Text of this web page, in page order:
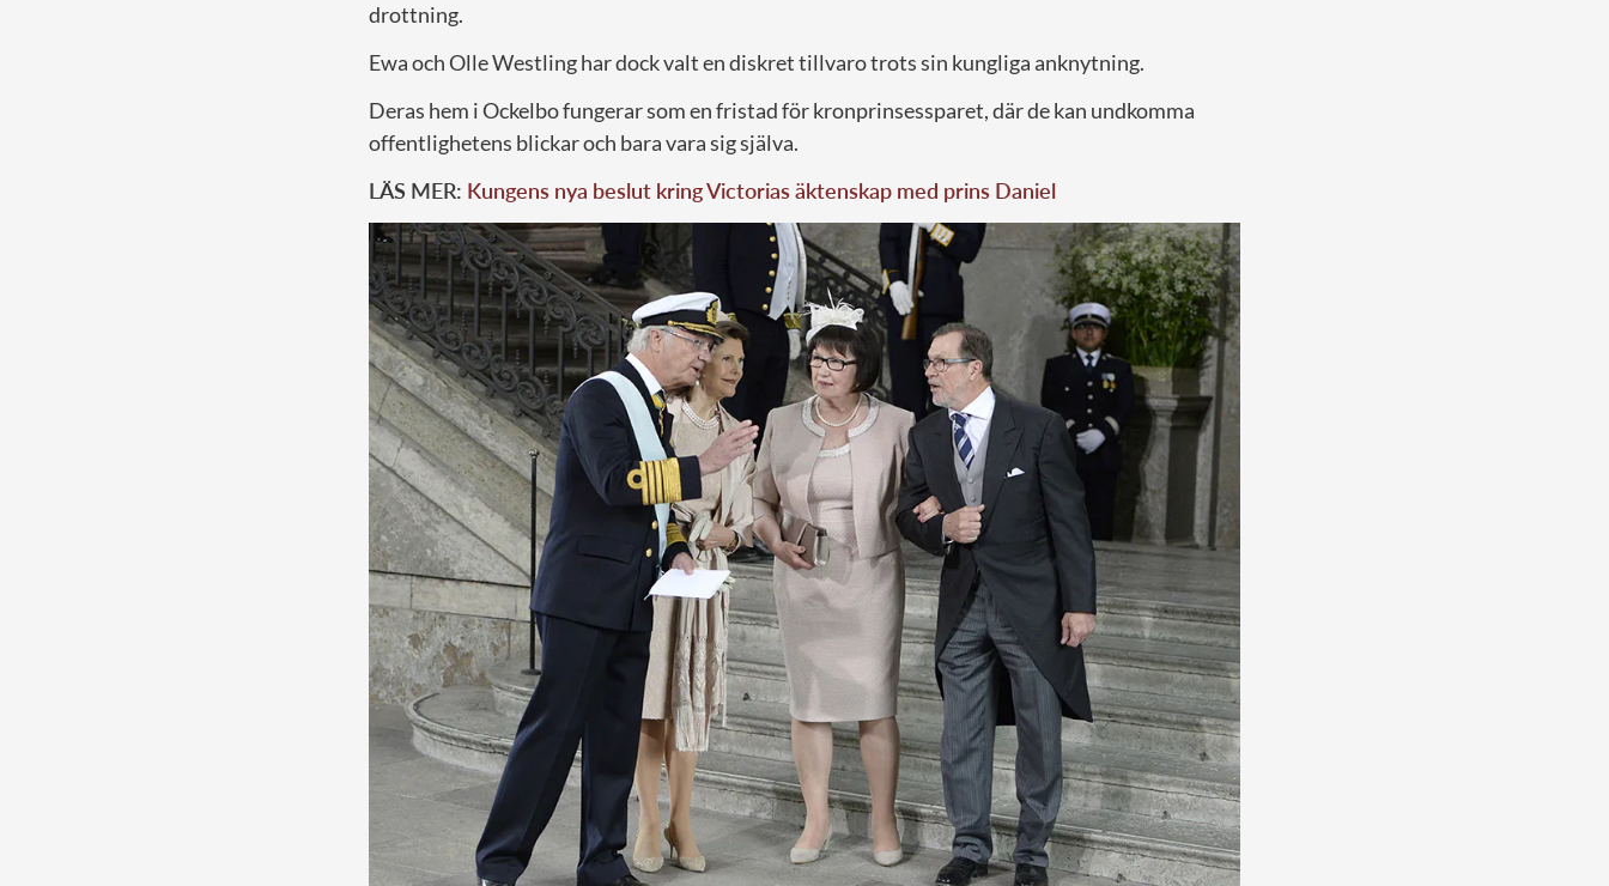
drottning.
Ewa och Olle Westling har dock valt en diskret tillvaro trots sin kungliga anknytning.
Deras hem i Ockelbo fungerar som en fristad för kronprinsessparet, där de kan undkomma
offentlighetens blickar och bara vara sig själva.
LÄS MER: Kungens nya beslut kring Victorias äktenskap med prins Daniel